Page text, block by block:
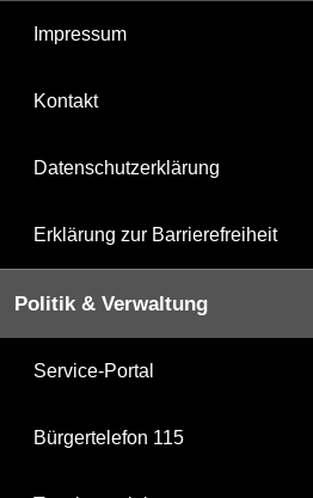
Impressum
Kontakt
Datenschutzerklärung
Erklärung zur Barrierefreiheit
Politik & Verwaltung
Service-Portal
Bürgertelefon 115